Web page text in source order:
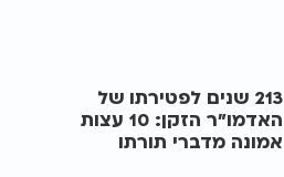
213 שנים לפטירתו של
האדמו"ר הזקן: 10 עצות
אמונה מדברי תורתו